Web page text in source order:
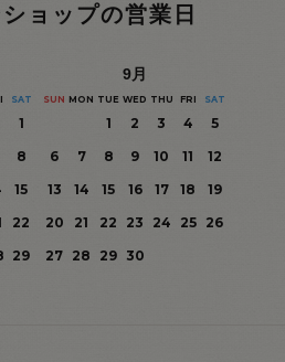
ョップの営業日
SAT
1
8
15
22
29
9月
SUN MON TUE WED THU FRI SAT
1 2 3 4
5
6
7 8 9 10 11
12
13
14 15 16 17 18
19
20
21 22 23 24 25
26
27 28 29 30